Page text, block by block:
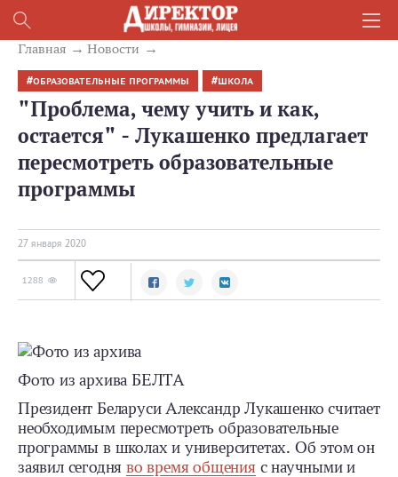
Главная Новости
ОБРАЗОВАТЕЛЬНЫЕ ПРОГРАММЫ ШКОЛА
"Проблема, чему учить и как,
остается" - Лукашенко предлагает
пересмотреть образовательные
программы
27 января 2020
1288
Фото из архива БЕЛТА
Президент Беларуси Александр Лукашенко считает
необходимым пересмотреть образовательные
программы в школах и университетах. Об этом он
заявил сегодняво время общенияс научными и